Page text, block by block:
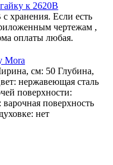
к 2620В
хранения. Если есть
чертежам ,
оплаты любая.
Mora
см: 50 Глубина,
нержавеющая сталь
поверхности:
поверхность
нет